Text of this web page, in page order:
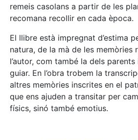
remeis casolans a partir de les
recomana recollir en cada època.
El llibre està impregnat d’estima
natura, de la mà de les memòries
l’autor, com també la dels
guiar. En l’obra trobem la
altres memòries inscrites en el
que ens ajuden a transitar per
físics, sinó també emotius.